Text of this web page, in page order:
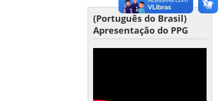
(Português do Brasil)
Apresentação do PPG